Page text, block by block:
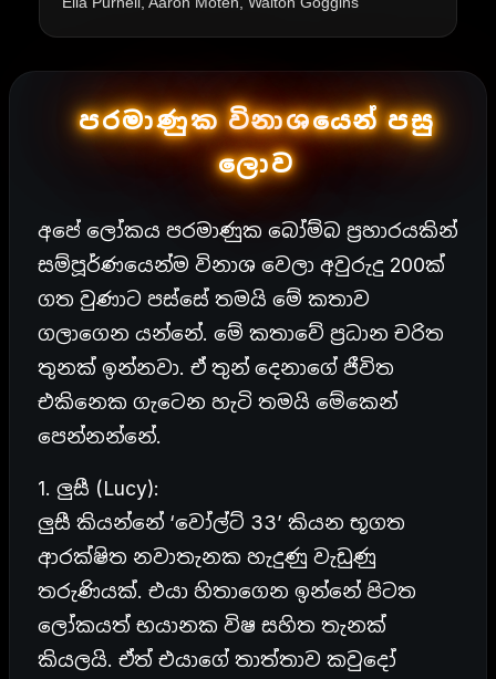
පරමාණුක විනාශයෙන් පසු
ලොව
අපේ ලෝකය පරමාණුක බෝම්බ ප්‍රහාරයකින්
සම්පූර්ණයෙන්ම විනාශ වෙලා අවුරුදු 200ක්
ගත වුණාට පස්සේ තමයි මේ කතාව
ගලාගෙන යන්නේ. මේ කතාවේ ප්‍රධාන චරිත
තුනක් ඉන්නවා. ඒ තුන් දෙනාගේ ජීවිත
එකිනෙක ගැටෙන හැටි තමයි මේකෙන්
පෙන්නන්නේ.
1. ලුසී (Lucy):
ලුසී කියන්නේ ‘වෝල්ට් 33’ කියන භූගත
ආරක්ෂිත නවාතැනක හැදුණු වැඩුණු
තරුණියක්. එයා හිතාගෙන ඉන්නේ පිටත
ලෝකයත් භයානක විෂ සහිත තැනක්
කියලයි. ඒත් එයාගේ තාත්තාව කවුදෝ